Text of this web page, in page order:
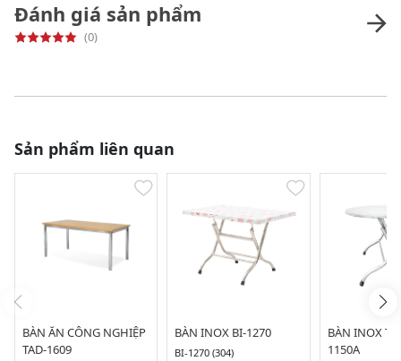
Đánh giá sản phẩm
(0)
Sản phẩm liên quan
BÀN ĂN CÔNG NGHIỆP
TAD-1609
BÀN INOX BI-1270
BI-1270 (304)
BÀN INOX
1150A